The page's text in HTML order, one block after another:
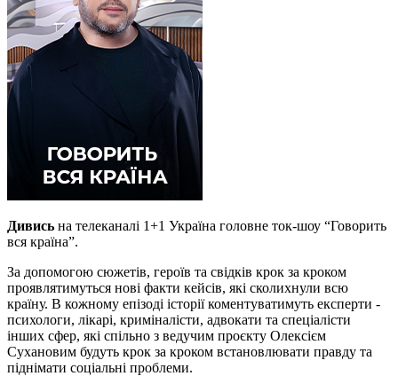
Дивись на телеканалі 1+1 Україна головне ток-шоу “Говорить
вся країна”.
За допомогою сюжетів, героїв та свідків крок за кроком
проявлятимуться нові факти кейсів, які сколихнули всю
країну. В кожному епізоді історії коментуватимуть експерти -
психологи, лікарі, криміналісти, адвокати та спеціалісти
інших сфер, які спільно з ведучим проєкту Олексієм
Сухановим будуть крок за кроком встановлювати правду та
піднімати соціальні проблеми.